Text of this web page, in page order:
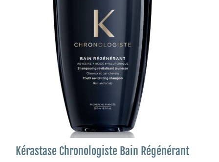
Kérastase Chronologiste Bain Régénérant